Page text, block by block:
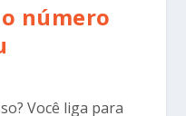
número
Você liga para